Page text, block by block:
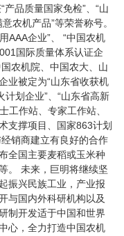
品质量国家免检”、“山
农机产品”等荣誉称号。
AAA企业”、 “中国农机
国际质量体系认证企
农机院、中国农大、山
业被定为“山东省收获机
计划企业”、“山东省高新
工作站、专家工作站、
支撑项目、国家863计划
销商建立有良好的合作
全国主要麦稻或玉米种
。 未来，巨明将继续坚
振兴民族工业，产业报
与国内外科研机构以及
制开发适于中国和世界
心，全力打造中国农机